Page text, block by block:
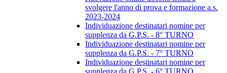
svolgere l'anno di prova e formazione a.s.
2023-2024
Individuazione destinatari nomine per
supplenza da G.P.S. - 8° TURNO
Individuazione destinatari nomine per
supplenza da G.P.S. - 7° TURNO
Individuazione destinatari nomine per